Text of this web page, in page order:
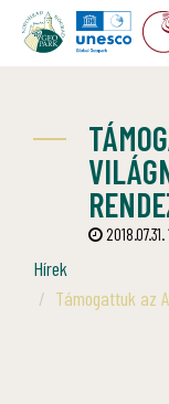
Hírek
Támogattuk az